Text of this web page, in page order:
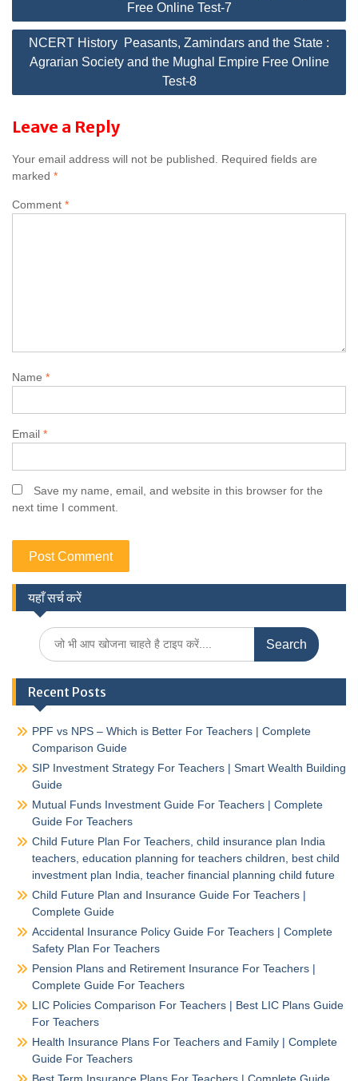
navigationFree Online Test-7
NCERT History Peasants, Zamindars and the State :
Agrarian Society and the Mughal Empire Free Online
Test-8
Leave a Reply
Your email address will not be published.
Required fields are
marked *
Comment *
Name *
Email *
Save my name, email, and website in this browser for the
next time I comment.
यहाँ सर्च करें
Search
for:
Recent Posts
PPF vs NPS – Which is Better For Teachers | Complete
Comparison Guide
SIP Investment Strategy For Teachers | Smart Wealth Building
Guide
Mutual Funds Investment Guide For Teachers | Complete
Guide For Teachers
Child Future Plan For Teachers, child insurance plan India
teachers, education planning for teachers children, best child
investment plan India, teacher financial planning child future
Child Future Plan and Insurance Guide For Teachers |
Complete Guide
Accidental Insurance Policy Guide For Teachers | Complete
Safety Plan For Teachers
Pension Plans and Retirement Insurance For Teachers |
Complete Guide For Teachers
LIC Policies Comparison For Teachers | Best LIC Plans Guide
For Teachers
Health Insurance Plans For Teachers and Family | Complete
Guide For Teachers